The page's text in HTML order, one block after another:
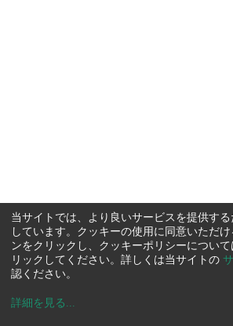
当サイトでは、より良いサービスを提供す
しています。クッキーの使用に同意いただ
ンをクリックし、クッキーポリシーについ
リックしてください。詳しくは当サイトの
認ください。
詳細を見る ...